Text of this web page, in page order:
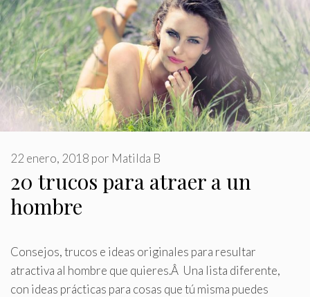
20 trucos para atraer a un
hombre
22 enero, 2018 por Matilda B
Consejos, trucos e ideas originales para resultar
atractiva al hombre que quieres.Â Una lista diferente,
con ideas prácticas para cosas que tú misma puedes